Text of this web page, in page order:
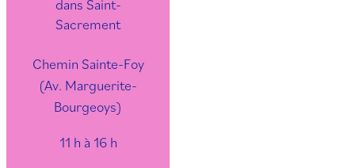
dans Saint-
Sacrement
Chemin Sainte-Foy
(Av. Marguerite-
Bourgeoys)
11 h à 16 h